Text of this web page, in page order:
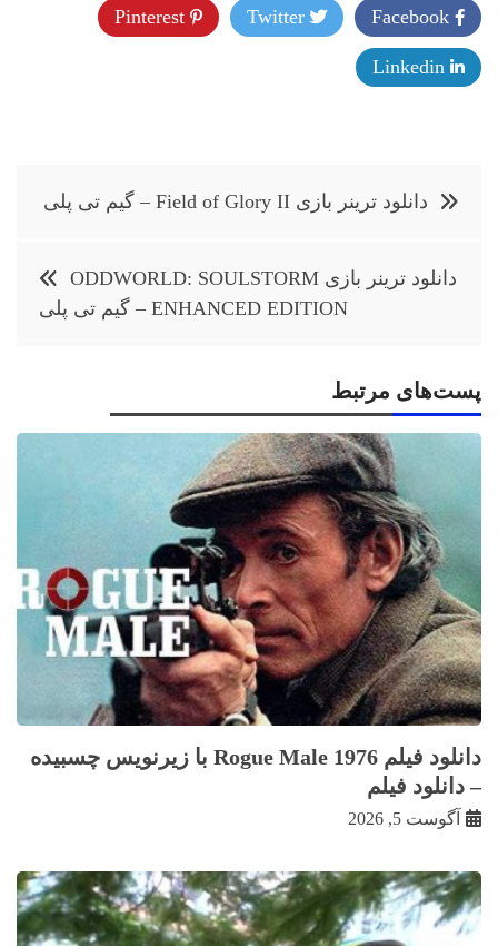
Twitter
راهبریدانلود ترینر بازی Field of Glory II – گیم تی پلی
دانلود ترینر بازی ODDWORLD: SOULSTORM
ENHANCED EDITION – گیم تی پلی
پست‌های مرتبط
دانلود فیلم Rogue Male 1976 با زيرنويس چسبيده
– دانلود فیلم
آگوست 5, 2026